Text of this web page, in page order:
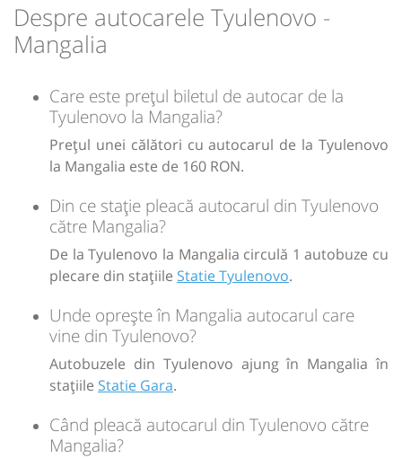
Durată:
min
160lei
Sursa: Mercado Sud SRL| Ultima actualizare:07/2026
Despre autocarele Tyulenovo -
Mangalia
Care este prețul biletul de autocar de la
Tyulenovo la Mangalia?
Prețul unei călători cu autocarul de la Tyulenovo
la Mangalia este de 160 RON.
Din ce stație pleacă autocarul din Tyulenovo
către Mangalia?
De la Tyulenovo la Mangalia circulă 1 autobuze cu
plecare din stațiile Statie Tyulenovo.
Unde oprește în Mangalia autocarul care
vine din Tyulenovo?
Autobuzele din Tyulenovo ajung în Mangalia în
stațiile Statie Gara.
Când pleacă autocarul din Tyulenovo către
Mangalia?